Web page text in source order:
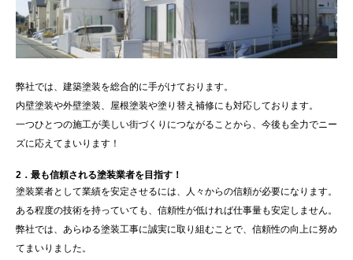
弊社では、建築塗装を総合的に手がけております。
内壁塗装や外壁塗装、屋根塗装や塗り替え補修にも対応しております。
一つひとつの施工が美しい街づくりにつながることから、今後も全力でニー
ズに応えてまいります！
2．最も信頼される塗装業者を目指す！
塗装業者として業績を安定させるには、人々からの信頼が必要になります。
ある程度の技術を持っていても、信頼性が低ければ仕事量も安定しません。
弊社では、あらゆる塗装工事に誠実に取り組むことで、信頼性の向上に努め
てまいりました。